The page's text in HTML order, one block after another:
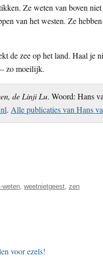
Ze weten van boven
van het westen. Ze
de zee op het land. Haal
zo moeilijk.
de Linji Lu. Woord: Hans
.Alle publicaties van Hans
weten weetnietgeest zen
voor ezels!